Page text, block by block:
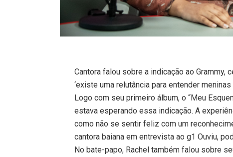
Cantora falou sobre a indicação ao
‘existe uma relutância para entender
Logo com seu primeiro álbum, o “Meu
estava esperando essa indicação. A
como não se sentir feliz com um
cantora baiana em entrevista ao g1 Ouviu,
No bate-papo, Rachel também falou sobre